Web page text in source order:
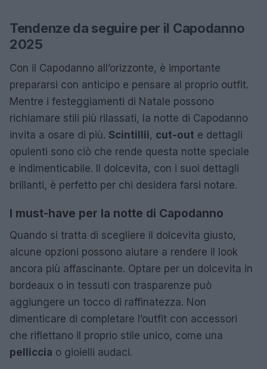
Tendenze da seguire per il Capodanno
2025
Con il Capodanno all’orizzonte, è importante
prepararsi con anticipo e pensare al proprio outfit.
Mentre i festeggiamenti di Natale possono
richiamare stili più rilassati, la notte di Capodanno
invita a osare di più. Scintillii, cut-out e dettagli
opulenti sono ciò che rende questa notte speciale
e indimenticabile. Il dolcevita, con i suoi dettagli
brillanti, è perfetto per chi desidera farsi notare.
I must-have per la notte di Capodanno
Quando si tratta di scegliere il dolcevita giusto,
alcune opzioni possono aiutare a rendere il look
ancora più affascinante. Optare per un dolcevita in
bordeaux o in tessuti con trasparenze può
aggiungere un tocco di raffinatezza. Non
dimenticare di completare l’outfit con accessori
che riflettano il proprio stile unico, come una
pelliccia o gioielli audaci.